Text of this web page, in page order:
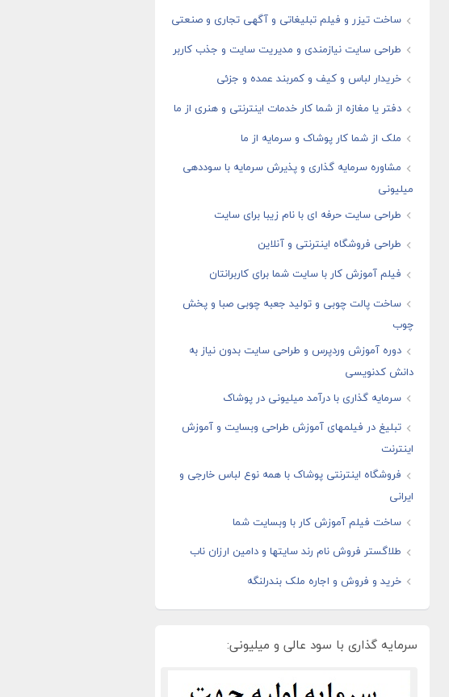
ساخت تیزر و فیلم تبلیغاتی و آگهی تجاری و صنعتی
طراحی سایت نیازمندی و مدیریت سایت و جذب کاربر
خریدار لباس و کیف و کمربند عمده و جزئی
دفتر یا مغازه از شما کار خدمات اینترنتی و هنری از ما
ملک از شما کار پوشاک و سرمایه از ما
مشاوره سرمایه گذاری و پذیرش سرمایه با سوددهی
میلیونی
طراحی سایت حرفه ای با نام زیبا برای سایت
طراحی فروشگاه اینترنتی و آنلاین
فیلم آموزش کار با سایت شما برای کاربرانتان
ساخت پالت چوبی و تولید جعبه چوبی صبا و پخش
چوب
دوره آموزش وردپرس و طراحی سایت بدون نیاز به
دانش کدنویسی
سرمایه گذاری با درآمد میلیونی در پوشاک
تبلیغ در فیلمهای آموزش طراحی وبسایت و آموزش
اینترنت
فروشگاه اینترنتی پوشاک با همه نوع لباس خارجی و
ایرانی
ساخت فیلم آموزش کار با وبسایت شما
طلاگستر فروش نام رند سایتها و دامین ارزان ناب
خرید و فروش و اجاره ملک بندرلنگه
سرمایه گذاری با سود عالی و میلیونی: